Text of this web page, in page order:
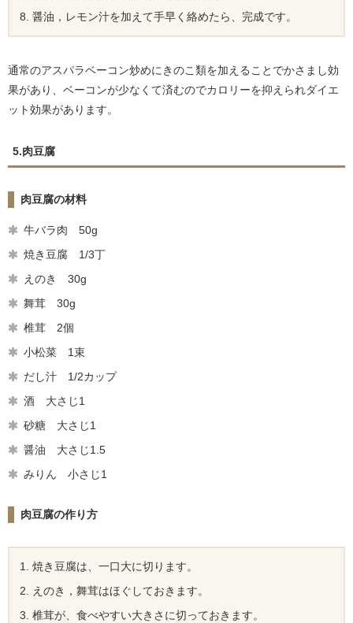
醤油，レモン汁を加えて手早く絡めたら、完成です。
通常のアスパラベーコン炒めにきのこ類を加えることでかさまし効
果があり、ベーコンが少なくて済むのでカロリーを抑えられダイエ
ット効果があります。
5.肉豆腐
肉豆腐の材料
牛バラ肉 50g
焼き豆腐 1/3丁
えのき 30g
舞茸 30g
椎茸 2個
小松菜 1束
だし汁 1/2カップ
酒 大さじ1
砂糖 大さじ1
醤油 大さじ1.5
みりん 小さじ1
肉豆腐の作り方
焼き豆腐は、一口大に切ります。
えのき，舞茸はほぐしておきます。
椎茸が、食べやすい大きさに切っておきます。